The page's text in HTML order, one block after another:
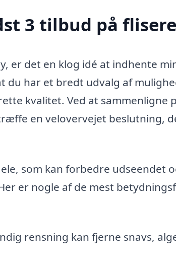
3 tilbud på
er det en klog idé at indhente
du har et bredt udvalg af
kvalitet. Ved at sammenligne
en velovervejet beslutning,
som kan forbedre udseendet
er nogle af de mest
rensning kan fjerne snavs,